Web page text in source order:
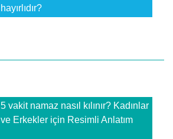
hayırlıdır?
5 vakit namaz nasıl kılınır? Kadınlar
ve Erkekler için Resimli Anlatım